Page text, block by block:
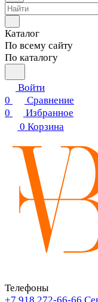
Каталог
По всему сайту
По каталогу
Войти
0
Сравнение
0
Избранное
0 Корзина
Телефоны